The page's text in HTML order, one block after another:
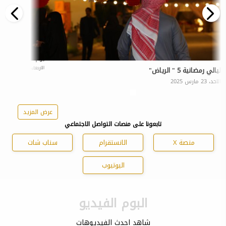
ليالي رمضانية 5 " الرياض"
الاحد، 23 مارس 2025
يوم التأسيس ..
الاربعاء، 26 فبراير 2025
عرض المزيد
تابعونا على منصات التواصل الاجتماعي
منصة X الانستقرام
سناب شات
اليوتيوب
البوم الفيديو
شاهد احدث الفيديوهات